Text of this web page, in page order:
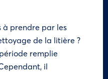
à prendre par les
de la litière ?
remplie
il